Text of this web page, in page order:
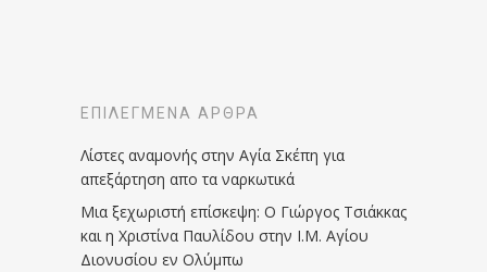
ΕΠΙΛΕΓΜΈΝΑ ΆΡΘΡΑ
Λίστες αναμονής στην Αγία Σκέπη για
απεξάρτηση απο τα ναρκωτικά
Μια ξεχωριστή επίσκεψη: Ο Γιώργος Τσιάκκας
και η Χριστίνα Παυλίδου στην Ι.Μ. Αγίου
Διονυσίου εν Ολύμπω